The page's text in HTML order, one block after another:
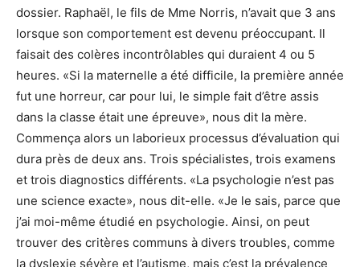
dossier. Raphaël, le fils de Mme Norris, n’avait que 3 ans
lorsque son comportement est devenu préoccupant. Il
faisait des colères incontrôlables qui duraient 4 ou 5
heures. «Si la maternelle a été difficile, la première année
fut une horreur, car pour lui, le simple fait d’être assis
dans la classe était une épreuve», nous dit la mère.
Commença alors un laborieux processus d’évaluation qui
dura près de deux ans. Trois spécialistes, trois examens
et trois diagnostics différents. «La psychologie n’est pas
une science exacte», nous dit-elle. «Je le sais, parce que
j’ai moi-même étudié en psychologie. Ainsi, on peut
trouver des critères communs à divers troubles, comme
la dyslexie sévère et l’autisme, mais c’est la prévalence